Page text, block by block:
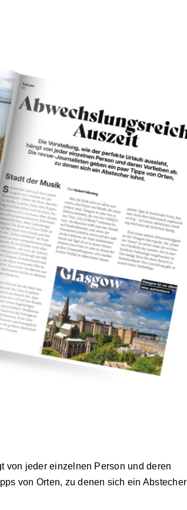
von jeder einzelnen Person und deren
von Orten, zu denen sich ein Abstecher